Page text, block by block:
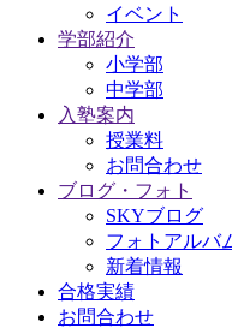
イベント
学部紹介
小学部
中学部
入塾案内
授業料
お問合わせ
ブログ・フォト
SKYブログ
フォトアルバ
新着情報
合格実績
お問合わせ